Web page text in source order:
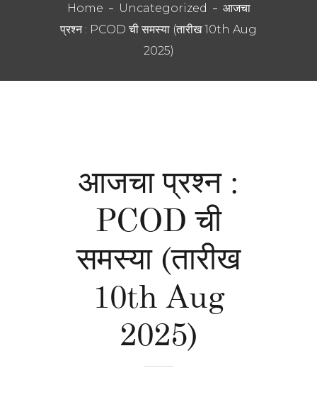
Home Uncategorized
आजचा
प्रश्न : PCOD ची समस्या (तारीख 10th Aug
2025)
आजचा प्रश्न :
PCOD ची
समस्या (तारीख
10th Aug
2025)